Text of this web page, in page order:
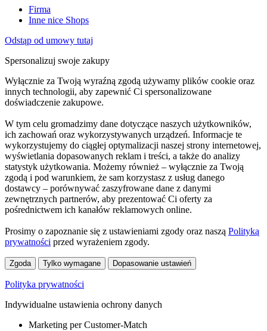
Firma
Inne nice Shops
Odstąp od umowy tutaj
Spersonalizuj swoje zakupy
Wyłącznie za Twoją wyraźną zgodą używamy plików cookie oraz
innych technologii, aby zapewnić Ci spersonalizowane
doświadczenie zakupowe.
W tym celu gromadzimy dane dotyczące naszych użytkowników,
ich zachowań oraz wykorzystywanych urządzeń. Informacje te
wykorzystujemy do ciągłej optymalizacji naszej strony internetowej,
wyświetlania dopasowanych reklam i treści, a także do analizy
statystyk użytkowania. Możemy również – wyłącznie za Twoją
zgodą i pod warunkiem, że sam korzystasz z usług danego
dostawcy – porównywać zaszyfrowane dane z danymi
zewnętrznych partnerów, aby prezentować Ci oferty za
pośrednictwem ich kanałów reklamowych online.
Prosimy o zapoznanie się z ustawieniami zgody oraz naszą Polityką
prywatności przed wyrażeniem zgody.
Zgoda Tylko wymagane Dopasowanie ustawień
Polityka prywatności
Indywidualne ustawienia ochrony danych
Marketing per Customer-Match